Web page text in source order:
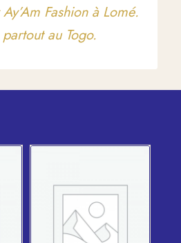
Fashion à Lomé.
au Togo.